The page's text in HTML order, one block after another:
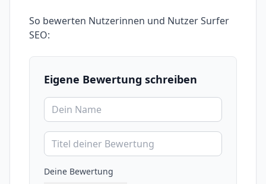
So bewerten Nutzerinnen und NutzerSurfer
SEO:
Eigene Bewertung schreiben
Deine Bewertung